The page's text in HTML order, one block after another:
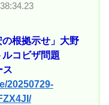
の根拠示せ」大野
ルコビザ問題
ス
20250729-